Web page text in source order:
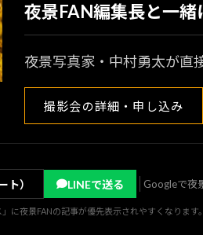
夜景FAN編集長と一緒
夜景写真家・中村勇太が直
撮影会の詳細・申し込み
ト） LINEで送る Googleで夜
に夜景FANの記事が優先表示されやすくなります。